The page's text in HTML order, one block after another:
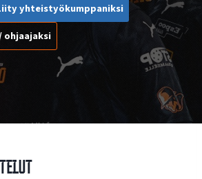
yhteistyökumppaniksi
ohjaajaksi